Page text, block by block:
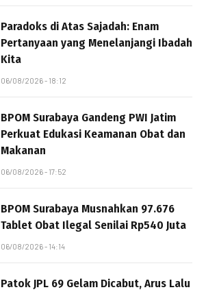
Paradoks di Atas Sajadah: Enam
Pertanyaan yang Menelanjangi Ibadah
Kita
06/08/2026 - 18:12
BPOM Surabaya Gandeng PWI Jatim
Perkuat Edukasi Keamanan Obat dan
Makanan
06/08/2026 - 17:52
BPOM Surabaya Musnahkan 97.676
Tablet Obat Ilegal Senilai Rp540 Juta
06/08/2026 - 14:14
Patok JPL 69 Gelam Dicabut, Arus Lalu